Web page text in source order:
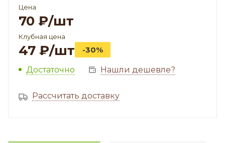
Цена
70 ₽/шт
Клубная цена
47 ₽/шт -30%
Достаточно Нашли дешевле?
Рассчитать доставку